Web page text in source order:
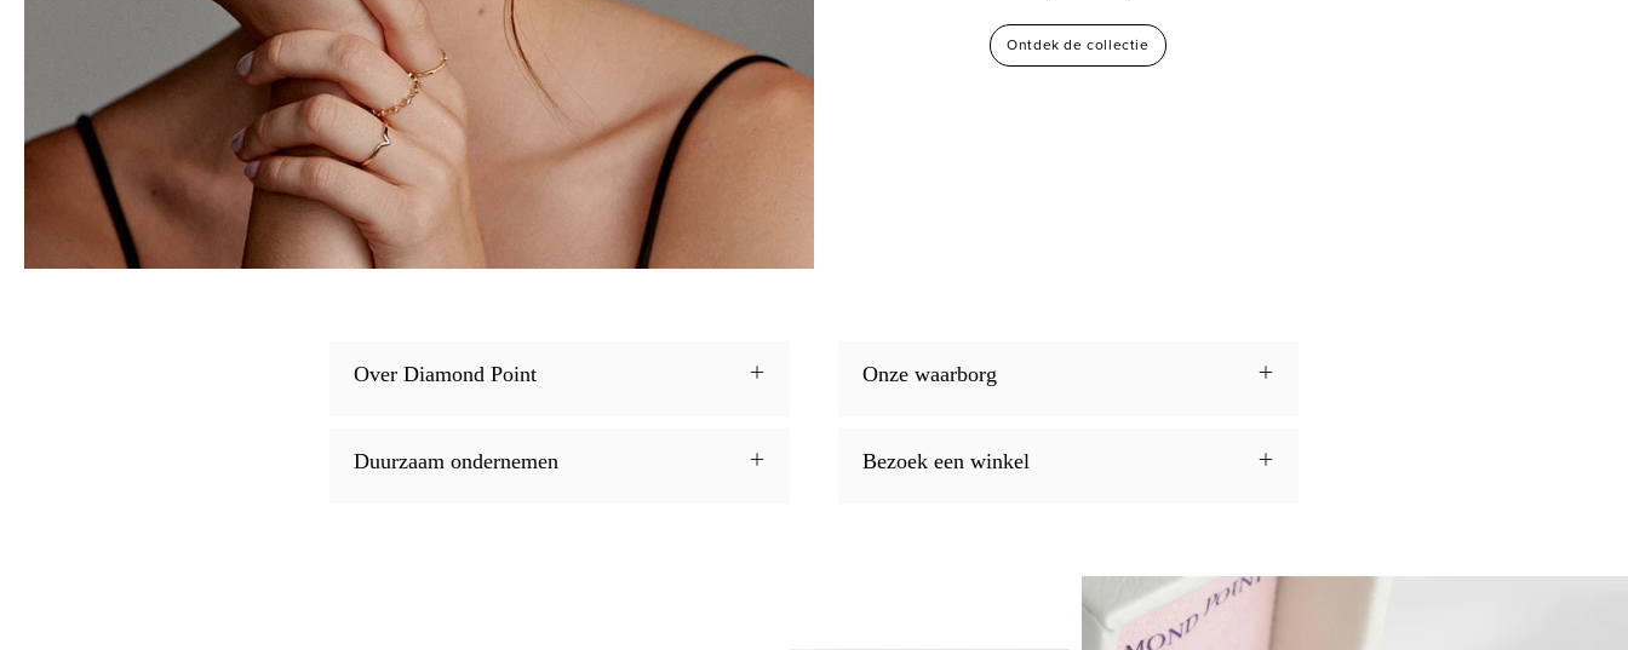
Ontdek de collectie
Over Diamond Point
Duurzaam ondernemen
Onze waarborg
Bezoek een winkel